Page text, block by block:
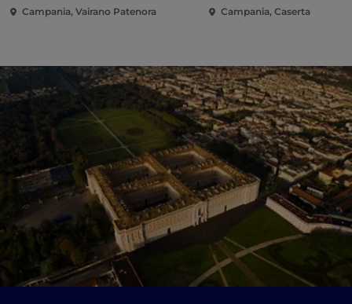
Campania, Vairano Patenora Campania, Caserta